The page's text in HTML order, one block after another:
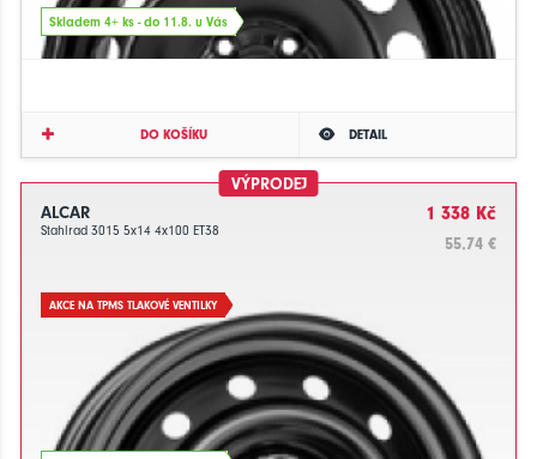
Skladem 4+ ks - do 11.8. u Vás
DO KOŠÍKU DETAIL
VÝPRODEJ
ALCAR
Stahlrad 3015 5x14 4x100 ET38
1 338 Kč
55.74 €
AKCE NA TPMS TLAKOVÉ VENTILKY